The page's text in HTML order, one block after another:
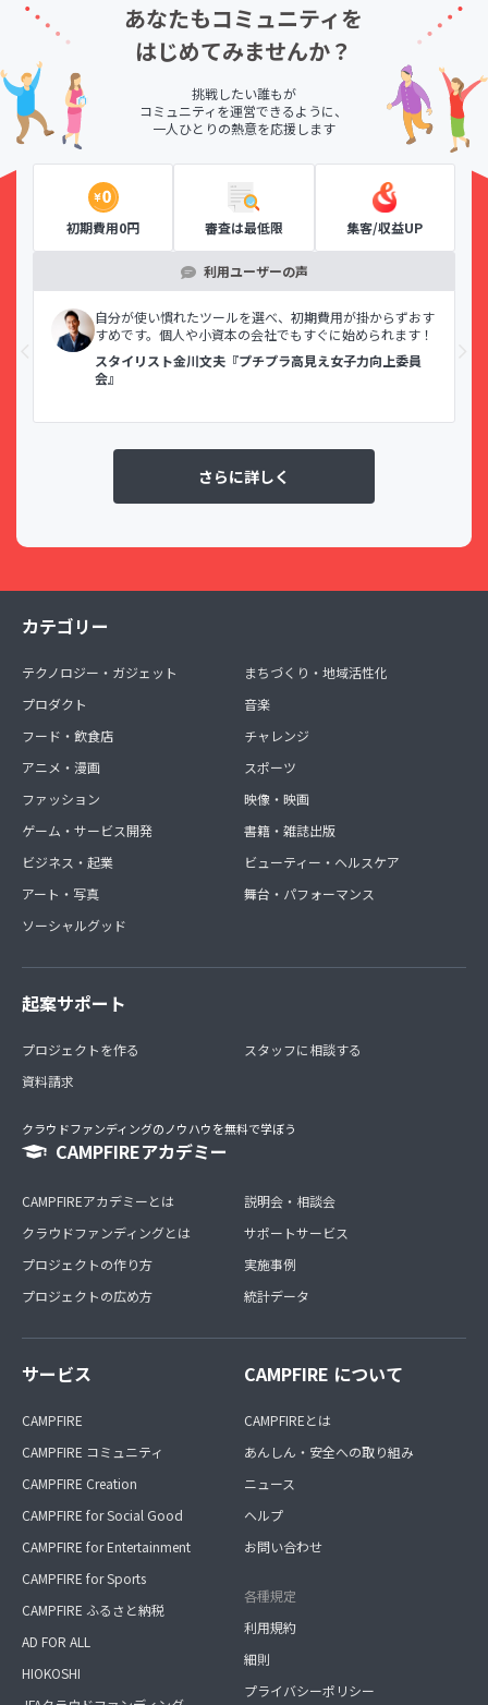
あなたもコミュニティを
はじめてみませんか？
挑戦したい誰もが
コミュニティを運営できるように、
一人ひとりの熱意を応援します
初期費用0円 審査は最低限 集客/収益UP
利用ユーザーの声
自分が使い慣れたツールを選べ、初期費用が掛からずおす
すめです。個人や小資本の会社でもすぐに始められます！
スタイリスト金川文夫『プチプラ高見え女子力向上委員
会』
さらに詳しく
カテゴリー
テクノロジー・ガジェット
プロダクト
フード・飲食店
アニメ・漫画
ファッション
ゲーム・サービス開発
ビジネス・起業
アート・写真
ソーシャルグッド
まちづくり・地域活性化
音楽
チャレンジ
スポーツ
映像・映画
書籍・雑誌出版
ビューティー・ヘルスケア
舞台・パフォーマンス
起案サポート
プロジェクトを作る
資料請求
スタッフに相談する
クラウドファンディングのノウハウを無料で学ぼう
CAMPFIREアカデミー
CAMPFIREアカデミーとは
クラウドファンディングとは
プロジェクトの作り方
プロジェクトの広め方
説明会・相談会
サポートサービス
実施事例
統計データ
サービス
CAMPFIRE
CAMPFIRE コミュニティ
CAMPFIRE Creation
CAMPFIRE for Social Good
CAMPFIRE for Entertainment
CAMPFIRE for Sports
CAMPFIRE ふるさと納税
AD FOR ALL
HIOKOSHI
CAMPFIRE について
CAMPFIREとは
あんしん・安全への取り組み
ニュース
ヘルプ
お問い合わせ
各種規定
利用規約
細則
プライバシーポリシー